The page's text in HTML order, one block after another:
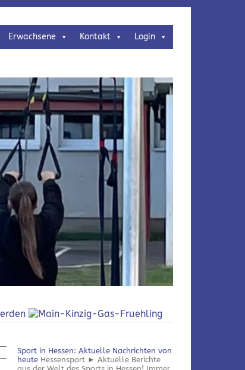
Erwachsene Kontakt Login
Sport in Hessen: Aktuelle Nachrichten von
heute Hessensport ► Aktuelle Berichte